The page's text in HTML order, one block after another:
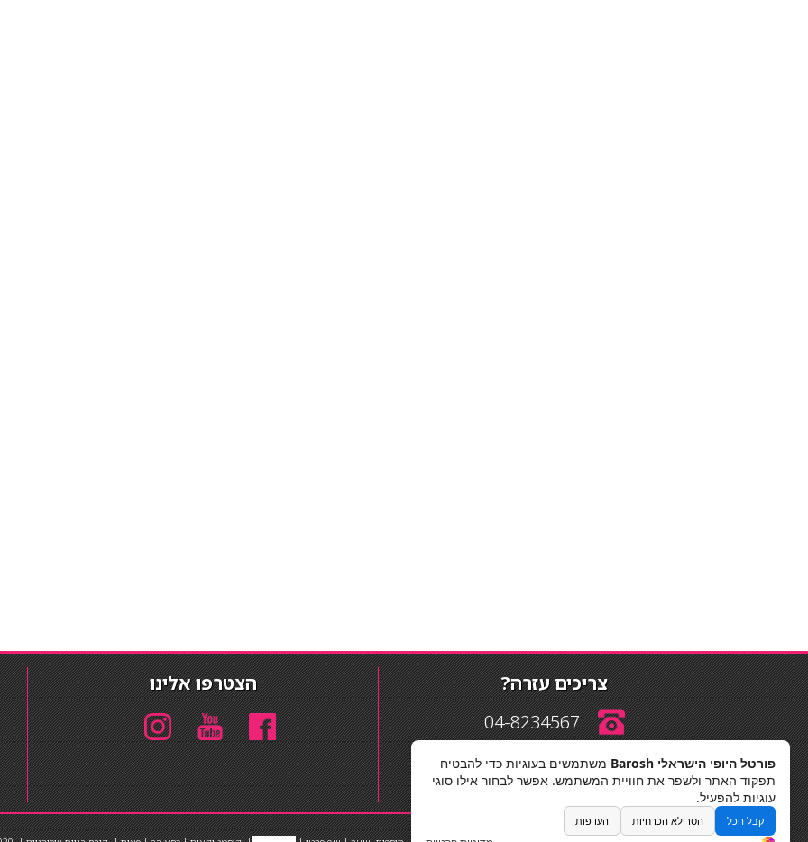
צריכים עזרה?
04-8234567
info@barosh.co.il
הצטרפו אלינו
פורטל היופי הישראלי Barosh
משתמשים בעוגיות כדי להבטיח
תפקוד האתר ולשפר את חוויית המשתמש. אפשר לבחור אילו סוגי
עוגיות להפעיל.
קבל הכל הסר לא הכרחיות העדפות